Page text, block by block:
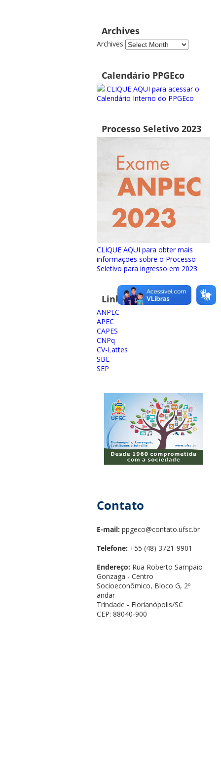
Archives
Archives
Calendário PPGEco
CLIQUE AQUI para acessar o
Calendário Interno do PPGEco
Processo Seletivo 2023
CLIQUE AQUI para obter mais
informações sobre o Processo
Seletivo para ingresso em 2023
Links importantes
ANPEC
APEC
CAPES
CNPq
CV-Lattes
SBE
SEP
Contato
E-mail: ppgeco@contato.ufsc.br
Telefone: +55 (48) 3721-9901
Endereço: Rua Roberto Sampaio
Gonzaga - Centro
Socioeconômico, Bloco G, 2º
andar
Trindade - Florianópolis/SC
CEP: 88040-900